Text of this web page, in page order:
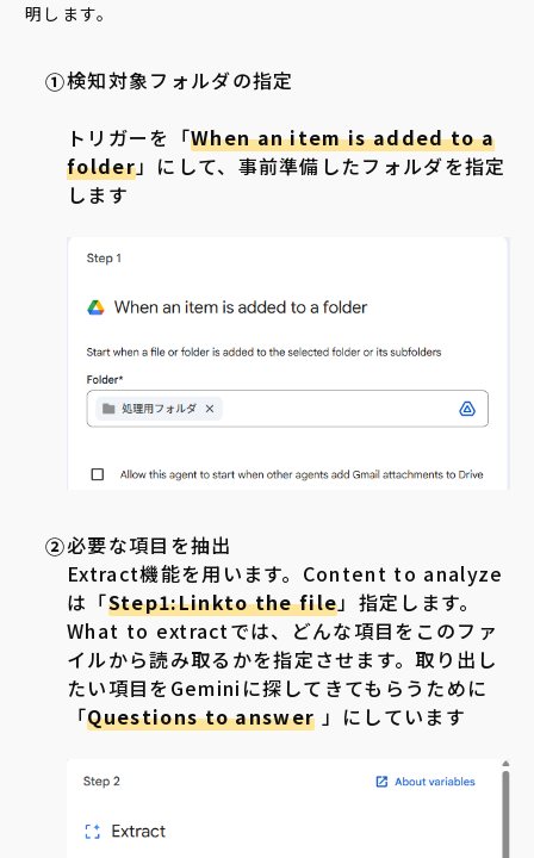
明します。
検知対象フォルダの指定
トリガーを「When an item is added to a
folder」にして、事前準備したフォルダを指定
します
必要な項目を抽出
Extract機能を用います。Content to analyze
は「Step1:Linkto the file」指定します。
What to extractでは、どんな項目をこのファ
イルから読み取るかを指定させます。取り出し
たい項目をGeminiに探してきてもらうために
「Questions to answer 」にしています